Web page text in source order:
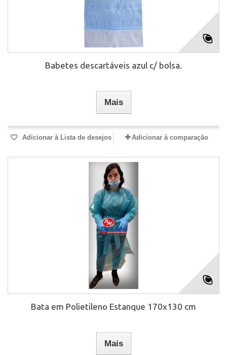
Babetes descartáveis azul c/ bolsa.
Mais
Adicionar à Lista de desejos Adicionar à comparação
Bata em Polietileno Estanque 170x130 cm
Mais